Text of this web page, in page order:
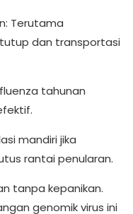
Terutama
dan transportasi
tahunan
.
mandiri jika
rantai penularan.
tanpa kepanikan.
genomikvirus ini